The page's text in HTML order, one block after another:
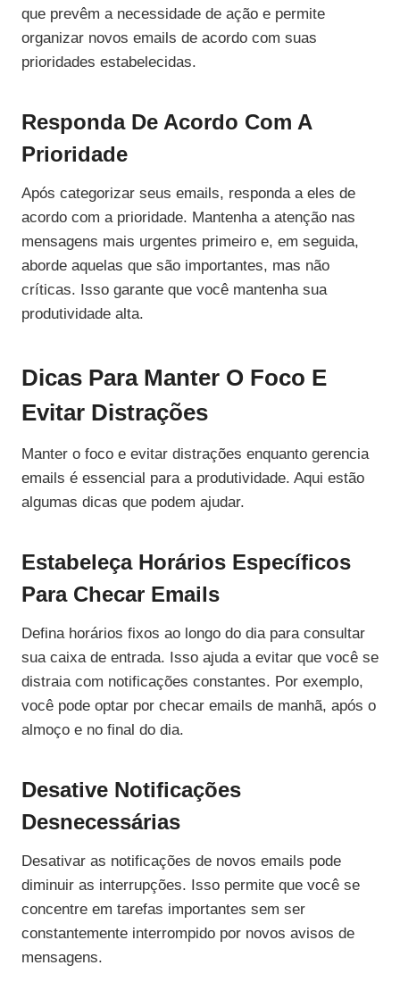
que prevêm a necessidade de ação e permite
organizar novos emails de acordo com suas
prioridades estabelecidas.
Responda De Acordo Com A
Prioridade
Após categorizar seus emails, responda a eles de
acordo com a prioridade. Mantenha a atenção nas
mensagens mais urgentes primeiro e, em seguida,
aborde aquelas que são importantes, mas não
críticas. Isso garante que você mantenha sua
produtividade alta.
Dicas Para Manter O Foco E
Evitar Distrações
Manter o foco e evitar distrações enquanto gerencia
emails é essencial para a produtividade. Aqui estão
algumas dicas que podem ajudar.
Estabeleça Horários Específicos
Para Checar Emails
Defina horários fixos ao longo do dia para consultar
sua caixa de entrada. Isso ajuda a evitar que você se
distraia com notificações constantes. Por exemplo,
você pode optar por checar emails de manhã, após o
almoço e no final do dia.
Desative Notificações
Desnecessárias
Desativar as notificações de novos emails pode
diminuir as interrupções. Isso permite que você se
concentre em tarefas importantes sem ser
constantemente interrompido por novos avisos de
mensagens.